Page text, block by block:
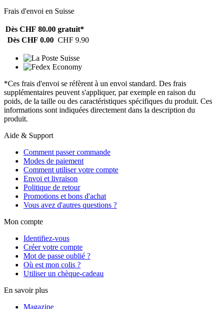
Frais d'envoi en Suisse
Dès CHF 80.00 gratuit*
Dès CHF 0.00 CHF 9.90
*Ces frais d'envoi se réfèrent à un envoi standard. Des frais
supplémentaires peuvent s'appliquer, par exemple en raison du
poids, de la taille ou des caractéristiques spécifiques du produit. Ces
informations sont indiquées directement dans la description du
produit.
Aide & Support
Comment passer commande
Modes de paiement
Comment utiliser votre compte
Envoi et livraison
Politique de retour
Promotions et bons d'achat
Vous avez d'autres questions ?
Mon compte
Identifiez-vous
Créer votre compte
Mot de passe oublié ?
Où est mon colis ?
Utiliser un chèque-cadeau
En savoir plus
Magazine